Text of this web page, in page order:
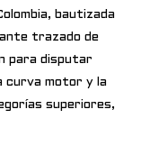
bautizada
trazado de
para disputar
curva motor y la
superiores,